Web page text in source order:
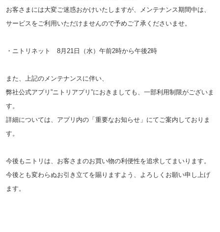
お客さまには大変ご迷惑おかけいたしますが、
メンテナンス期間中は、
サービスをご利用いただけませんので予めご了承くださいませ。
・ニトリネット 8月21日（水）午前2時から午後2時
また、上記のメンテナンスに伴い、
弊社公式アプリ”ニトリアプリ”におきましても、 一部利用制限がございま
す。
詳細については、アプリ内の「重要なお知らせ」にてご案内しておりま
す。
今後もニトリは、お客さまのお買い物の利便性を追求してまいります。
今後とも変わらぬお引き立てを賜りますよう、よろしくお願い申し上げ
ます。